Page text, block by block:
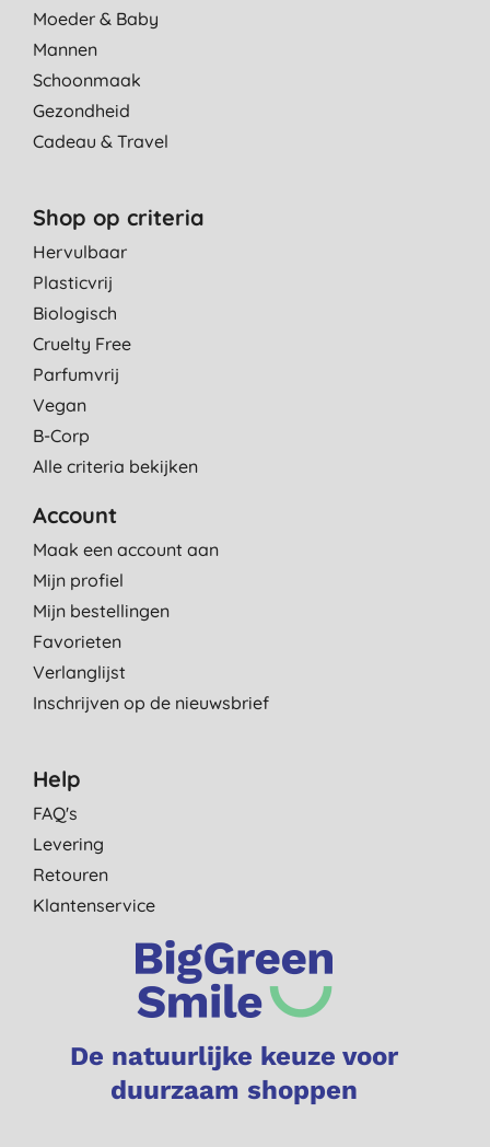
Moeder & Baby
Mannen
Schoonmaak
Gezondheid
Cadeau & Travel
Shop op criteria
Hervulbaar
Plasticvrij
Biologisch
Cruelty Free
Parfumvrij
Vegan
B-Corp
Alle criteria bekijken
Account
Maak een account aan
Mijn profiel
Mijn bestellingen
Favorieten
Verlanglijst
Inschrijven op de nieuwsbrief
Help
FAQ's
Levering
Retouren
Klantenservice
De natuurlijke keuze voor
duurzaam shoppen